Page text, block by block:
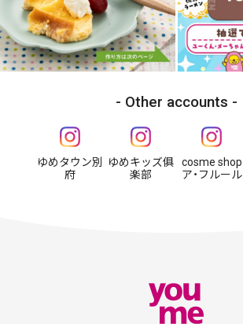
Other accounts
ゆめタウン別
府
ゆめキッズ俱
楽部
cosme shop
ア・フルール